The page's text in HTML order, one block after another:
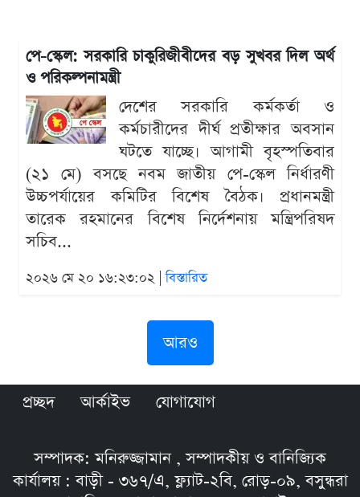
পে-স্কেল: সরকারি চাকুরিজীবীদের বড় সুখবর দিল অর্থ
ও পরিকল্পনামন্ত্রী
দেশের সরকারি কর্মকর্তা ও
কর্মচারীদের দীর্ঘ প্রতীক্ষার অবসান
ঘটতে যাচ্ছে। আগামী বৃহস্পতিবার
(২১ মে) বসছে নবম জাতীয় পে-স্কেল নির্ধারণী
উচ্চপর্যায়ের কমিটির বিশেষ বৈঠক। প্রধানমন্ত্রী
তারেক রহমানের বিশেষ নির্দেশনায় মন্ত্রিপরিষদ
সচিব...
২০২৬ মে ২০ ১৬:২৩:০২ |বিস্তারিত
আরও
প্রচ্ছদ আর্কাইভ যোগাযোগ
সম্পাদক: মনিরুজ্জামান , সম্পাদকীয় ও বানিজ্যিক
কার্যালয় : বাড়ী - ৩৬৭/এ, ফ্ল্যাট-২বি, রোড়-০৯, বসুন্ধরা